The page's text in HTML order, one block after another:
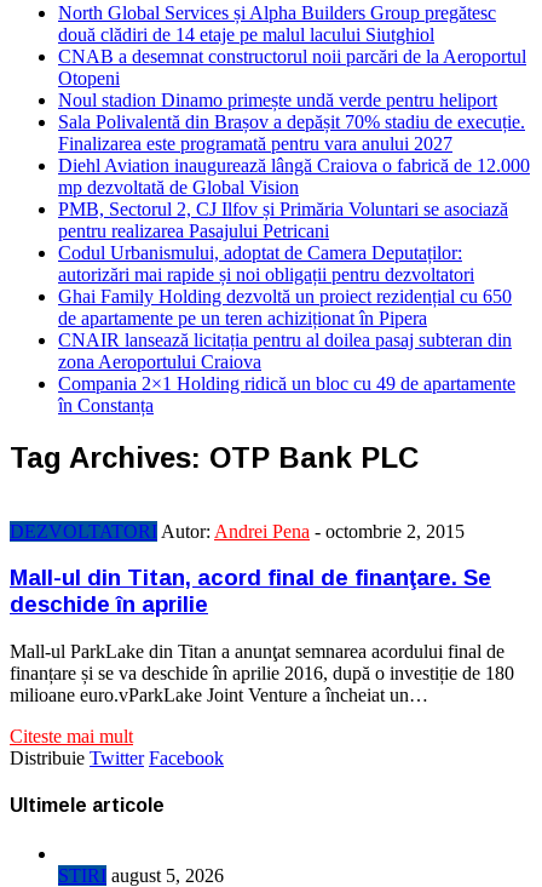
North Global Services și Alpha Builders Group pregătesc
două clădiri de 14 etaje pe malul lacului Siutghiol
CNAB a desemnat constructorul noii parcări de la Aeroportul
Otopeni
Noul stadion Dinamo primește undă verde pentru heliport
Sala Polivalentă din Brașov a depășit 70% stadiu de execuție.
Finalizarea este programată pentru vara anului 2027
Diehl Aviation inaugurează lângă Craiova o fabrică de 12.000
mp dezvoltată de Global Vision
PMB, Sectorul 2, CJ Ilfov și Primăria Voluntari se asociază
pentru realizarea Pasajului Petricani
Codul Urbanismului, adoptat de Camera Deputaților:
autorizări mai rapide și noi obligații pentru dezvoltatori
Ghai Family Holding dezvoltă un proiect rezidențial cu 650
de apartamente pe un teren achiziționat în Pipera
CNAIR lansează licitația pentru al doilea pasaj subteran din
zona Aeroportului Craiova
Compania 2×1 Holding ridică un bloc cu 49 de apartamente
în Constanța
Tag Archives: OTP Bank PLC
DEZVOLTATORI Autor: Andrei Pena - octombrie 2, 2015
Mall-ul din Titan, acord final de finanţare. Se
deschide în aprilie
Mall-ul ParkLake din Titan a anunţat semnarea acordului final de
finanțare și se va deschide în aprilie 2016, după o investiție de 180
milioane euro.vParkLake Joint Venture a încheiat un…
Citeste mai mult
Distribuie Twitter Facebook
Ultimele articole
STIRI august 5, 2026